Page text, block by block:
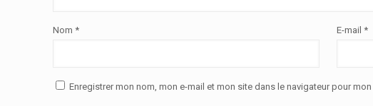
Nom * E-mail *
Enregistrer mon nom, mon e-mail et mon site dans le navigateur pour